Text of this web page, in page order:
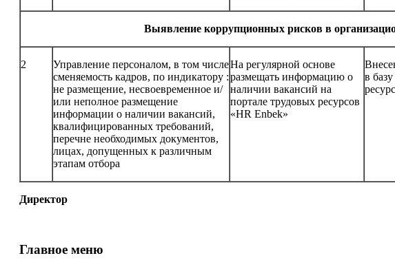
Выявление коррупционных рисков в
2
Управление персоналом, в том числе
сменяемость кадров, по индикатору :
не размещение, несвоевременное и/
или неполное размещение
информации о наличии вакансий,
квалифицированных требований,
перечне необходимых документов,
лицах, допущенных к различным
этапам отбора
На регулярной основе
размещать информацию о
наличии вакансий на
портале трудовых ресурсов
«HR Enbek»
в
Директор Н.
Главное меню